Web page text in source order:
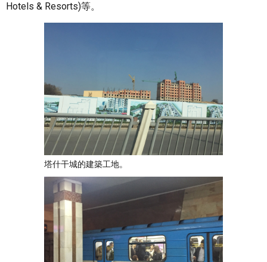
Hotels & Resorts)等。
塔什干城的建築工地。